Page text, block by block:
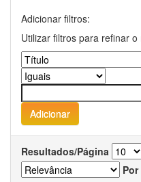
Adicionar filtros:
Utilizar filtros para refinar
Resultados/Página